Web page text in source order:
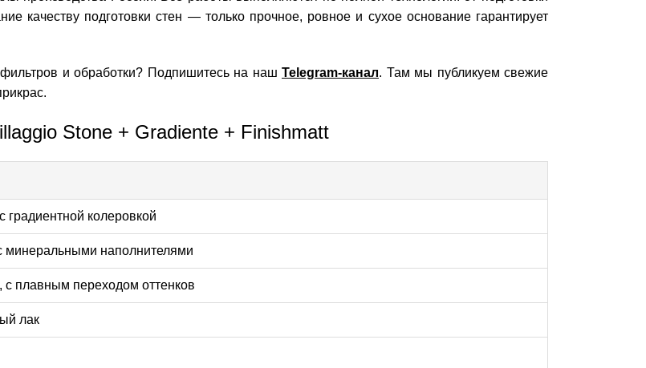
подготовки стен — только прочное, ровное и сухое основание гарантирует
и обработки? Подпишитесь на наш Telegram-канал. Там мы публикуем свежие
Stone + Gradiente + Finishmatt
градиентной колеровкой
минеральными наполнителями
плавным переходом оттенков
лак